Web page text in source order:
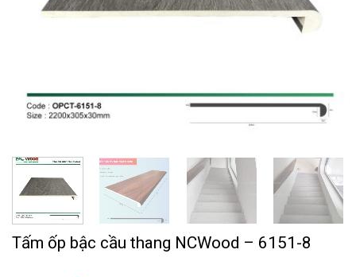
Tấm ốp bậc cầu thang NCWood – 6151-8